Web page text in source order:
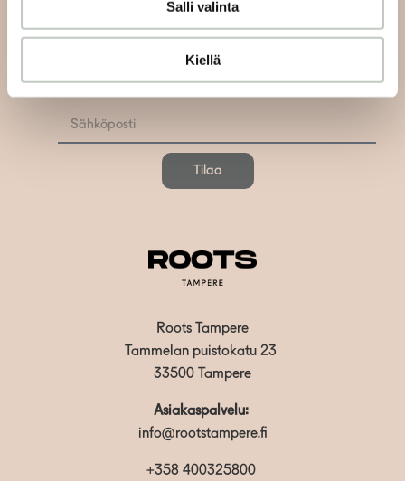
Salli valinta
Kiellä
Tilaa uutiskirjeemme ja saat tiedon uusista tapahtumista
ja Roots Journaleista ensimmäisten joukossa:
Tilaa
Roots Tampere
Tammelan puistokatu 23
33500 Tampere
Asiakaspalvelu:
info@rootstampere.fi
+358 400325800